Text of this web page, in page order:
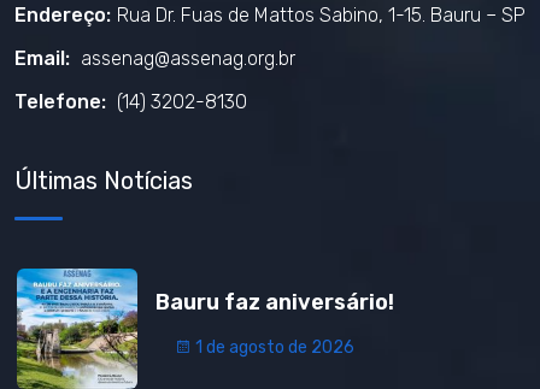
Endereço: Rua Dr. Fuas de Mattos Sabino, 1-15. Bauru – SP
Email: assenag@assenag.org.br
Telefone: (14) 3202-8130
Últimas Notícias
Bauru faz aniversário!
1 de agosto de 2026